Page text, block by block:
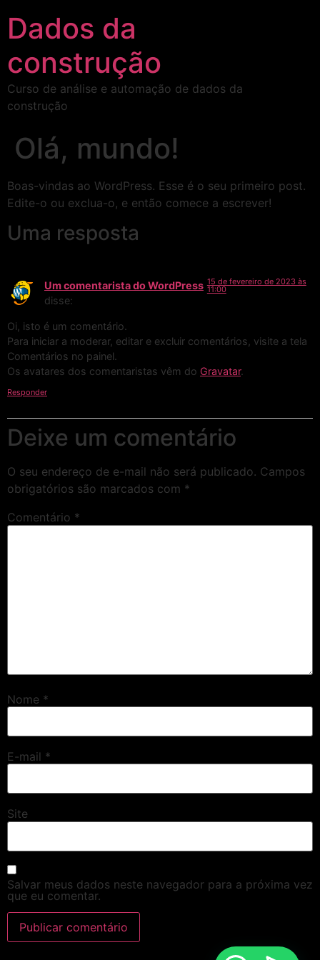
Dados da
construção
Curso de análise e automação de dados da
construção
Olá, mundo!
Boas-vindas ao WordPress. Esse é o seu primeiro post.
Edite-o ou exclua-o, e então comece a escrever!
Uma resposta
Um comentarista do WordPress
disse:
15 de fevereiro de 2023 às
11:00
Oi, isto é um comentário.
Para iniciar a moderar, editar e excluir comentários, visite a tela
Comentários no painel.
Os avatares dos comentaristas vêm do Gravatar.
Responder
Deixe um comentário
O seu endereço de e-mail não será publicado. Campos
obrigatórios são marcados com *
Comentário *
Nome *
E-mail *
Site
Salvar meus dados neste navegador para a próxima vez
que eu comentar.